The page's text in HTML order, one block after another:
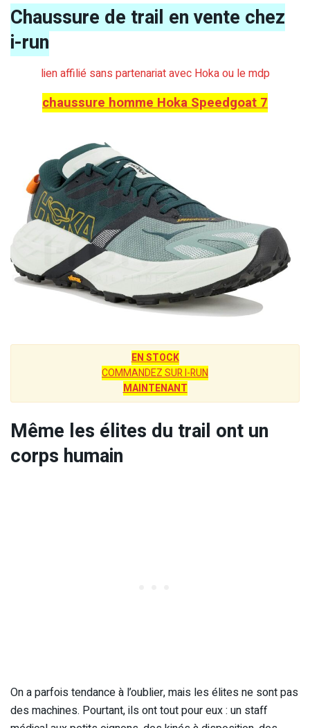
Chaussure de trail en vente chez
i-run
lien affilié sans partenariat avec Hoka ou le mdp
chaussure homme Hoka Speedgoat 7
EN STOCK
COMMANDEZ SUR I-RUN
MAINTENANT
Même les élites du trail ont un
corps humain
On a parfois tendance à l’oublier, mais les élites ne sont pas
des machines. Pourtant, ils ont tout pour eux : un staff